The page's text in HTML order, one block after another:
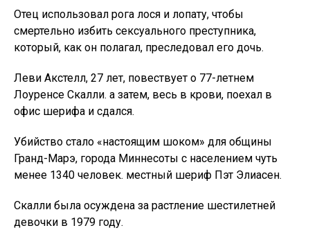
Отец использовал рога лося и лопату, чтобы
смертельно избить сексуального преступника,
который, как он полагал, преследовал его дочь.
Леви Акстелл, 27 лет, повествует о 77-летнем
Лоуренсе Скалли. а затем, весь в крови, поехал в
офис шерифа и сдался.
Убийство стало «настоящим шоком» для общины
Гранд-Марэ, города Миннесоты с населением чуть
менее 1340 человек. местный шериф Пэт Элиасен.
Скалли была осуждена за растление шестилетней
девочки в 1979 году.